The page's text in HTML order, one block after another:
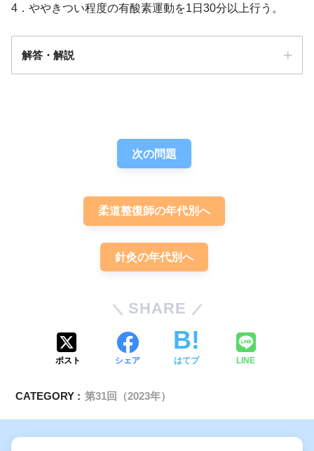
4．ややきつい程度の有酸素運動を1日30分以上行う。
解答・解説
次の問題
柔道整復師の年代別へ
針灸の年代別へ
SHARE
ポスト シェア はてブ LINE
CATEGORY : 第31回（2023年）